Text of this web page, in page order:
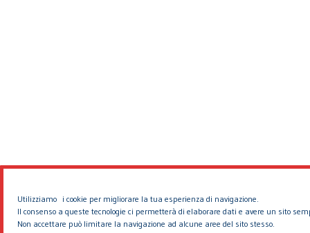
Utilizziamo i cookie per migliorare la tua esperienza di navigazione.
Il consenso a queste tecnologie ci permetterà di elaborare dati e avere un sito
Non accettare può limitare la navigazione ad alcune aree del sito stesso.